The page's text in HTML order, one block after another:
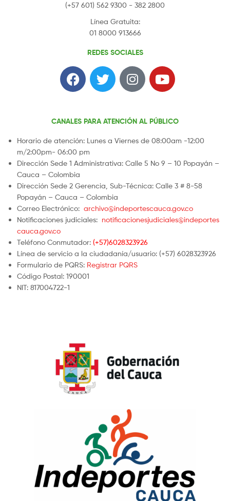
(+57 601) 562 9300 - 382 2800
Línea Gratuita:
01 8000 913666
REDES SOCIALES
CANALES PARA ATENCIÓN AL PÚBLICO
Horario de atención: Lunes a Viernes de 08:00am -12:00
m/2:00pm- 06:00 pm
Dirección Sede 1 Administrativa: Calle 5 No 9 – 10 Popayán –
Cauca – Colombia
Dirección Sede 2 Gerencia, Sub-Técnica: Calle 3 # 8-58
Popayán – Cauca – Colombia
Correo Electrónico: archivo@indeportescauca.gov.co
Notificaciones judiciales: notificacionesjudiciales@indeportes
cauca.gov.co
Teléfono Conmutador: (+57)6028323926
Línea de servicio a la ciudadanía/usuario: (+57) 6028323926
Formulario de PQRS: Registrar PQRS
Código Postal: 190001
NIT: 817004722-1